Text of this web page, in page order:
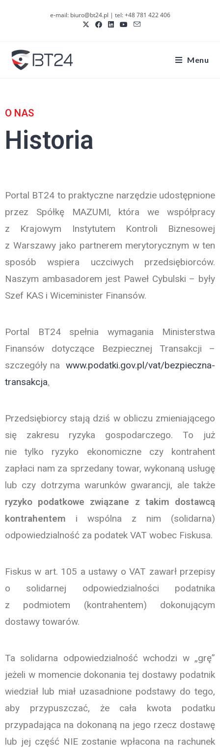
e-mail: biuro@bt24.pl | tel: +48 781 422 406
Menu
O NAS
Historia
Portal BT24 to praktyczne narzędzie udostępnione
przez Spółkę MAZUMI, która we współpracy
z Krajowym Instytutem Kontroli Biznesowej
z Warszawy jako partnerem merytorycznym w ten
sposób wspiera uczciwych przedsiębiorców.
Naszym ambasadorem jest Paweł Cybulski – były
Szef KAS i Wiceminister Finansów.
Portal BT24 spełnia wymagania Ministerstwa
Finansów dotyczące Bezpiecznej Transakcji –
szczegóły na www.podatki.gov.pl/vat/bezpieczna-
transakcja.
Przedsiębiorcy stają dziś w obliczu zmieniającego
się zakresu ryzyka gospodarczego. To już
nie tylko ryzyko ekonomiczne czy kontrahent
zapłaci nam za sprzedany towar, wykonaną usługę
lub czy dotrzyma warunków gwarancji, ale także
ryzyko podatkowe związane z takim dostawcą
kontrahentem i wspólna z nim (solidarna)
odpowiedzialność za podatek VAT wobec Fiskusa.
Fiskus w art. 105 a ustawy o VAT zawarł przepisy
o solidarnej odpowiedzialności podatnika
z podmiotem (kontrahentem) dokonującym
dostawy towarów.
Ta solidarna odpowiedzialność wchodzi w „grę”
jeżeli w momencie dokonania tej dostawy podatnik
wiedział lub miał uzasadnione podstawy do tego,
aby przypuszczać, że cała kwota podatku
przypadająca na dokonaną na jego rzecz dostawę
lub jej część NIE zostanie wpłacona na rachunek